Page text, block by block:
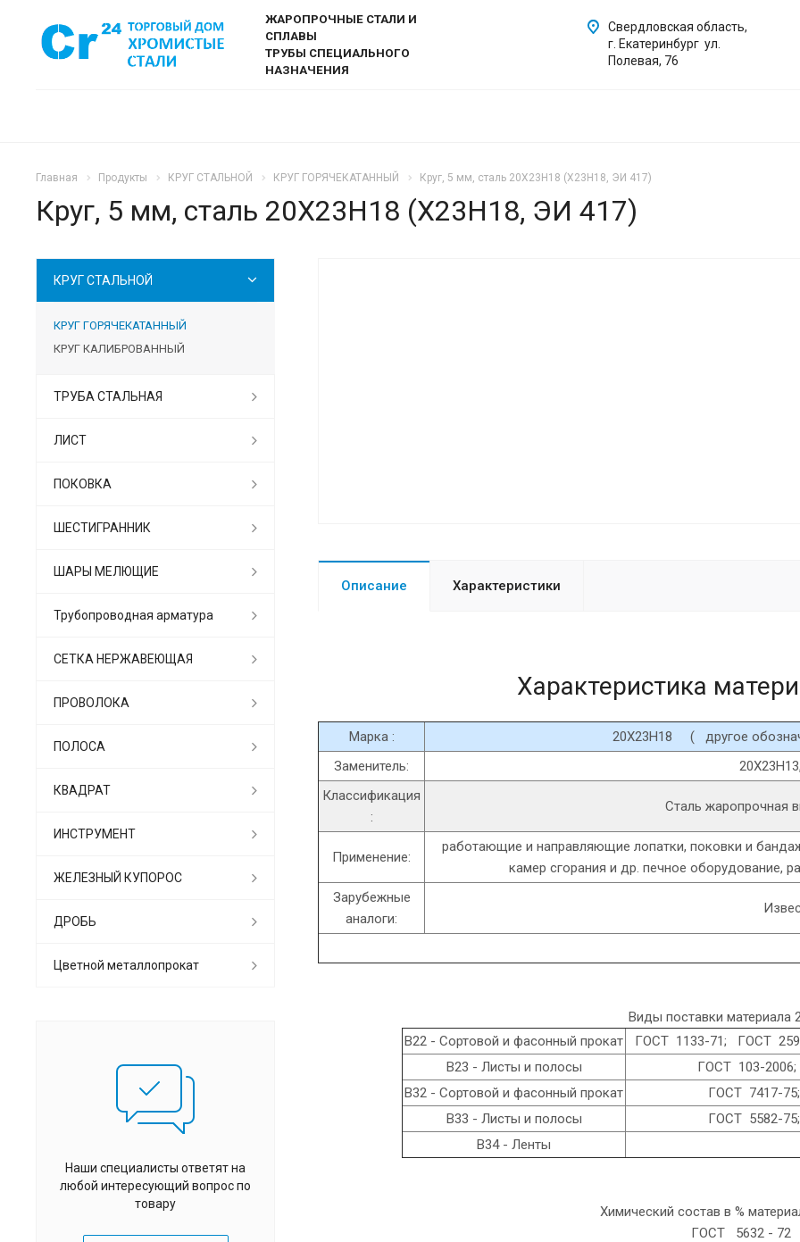
ЖАРОПРОЧНЫЕ СТАЛИ И
СПЛАВЫ
ТРУБЫ СПЕЦИАЛЬНОГО
НАЗНАЧЕНИЯ
Свердловская область,
г. Екатеринбург ул.
Полевая, 76
Главная Продукты КРУГ СТАЛЬНОЙ КРУГ ГОРЯЧЕКАТАННЫЙ Круг, 5 мм, сталь 20Х23Н18 (Х23Н18, ЭИ 417)
Круг, 5 мм, сталь 20Х23Н18 (Х23Н18, ЭИ 417)
Описание Характеристики
Характеристика
Марка :
20Х23Н18 ( другое
Заменитель:
Классификация
:
Сталь жаропрочная
Применение:
работающие и направляющие лопатки, поковки и
камер сгорания и др. печное оборудование,
Зарубежные
аналоги:
Виды поставки материала
В22 - Сортовой и фасонный прокат
ГОСТ 1133-71; ГОСТ
В23 - Листы и полосы
ГОСТ 103-
В32 - Сортовой и фасонный прокат
ГОСТ 7417-
В33 - Листы и полосы
ГОСТ 5582-
В34 - Ленты
Химический состав в %
ГОСТ 5632 - 72
КРУГ СТАЛЬНОЙ
КРУГ ГОРЯЧЕКАТАННЫЙ
КРУГ КАЛИБРОВАННЫЙ
ТРУБА СТАЛЬНАЯ
ЛИСТ
ПОКОВКА
ШЕСТИГРАННИК
ШАРЫ МЕЛЮЩИЕ
Трубопроводная арматура
СЕТКА НЕРЖАВЕЮЩАЯ
ПРОВОЛОКА
ПОЛОСА
КВАДРАТ
ИНСТРУМЕНТ
ЖЕЛЕЗНЫЙ КУПОРОС
ДРОБЬ
Цветной металлопрокат
Наши специалисты ответят на
любой интересующий вопрос по
товару